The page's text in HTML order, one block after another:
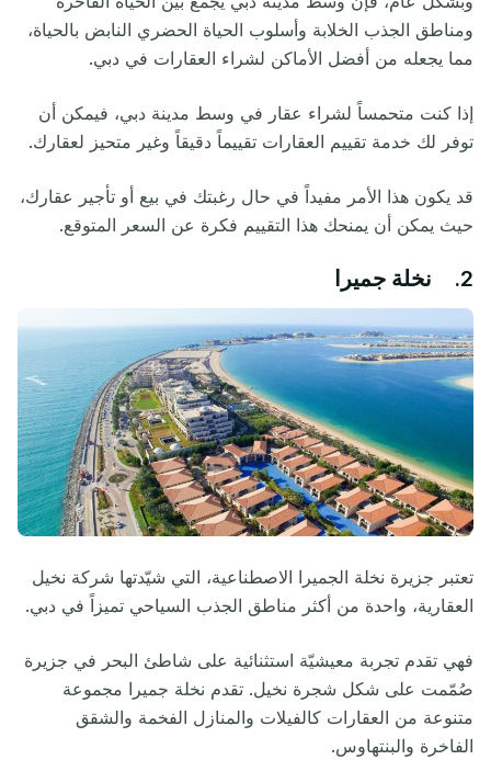
ومناطق الجذب الخلابة وأسلوب الحياة الحضري النابض بالحياة،
مما يجعله من أفضل الأماكن لشراء العقارات في دبي.
إذا كنت متحمساً لشراء عقار في وسط مدينة دبي، فيمكن أن
توفر لك خدمة تقييم العقارات تقييماً دقيقاً وغير متحيز لعقارك.
قد يكون هذا الأمر مفيداً في حال رغبتك في بيع أو تأجير عقارك،
حيث يمكن أن يمنحك هذا التقييم فكرة عن السعر المتوقع.
2. نخلة جميرا
تعتبر جزيرة نخلة الجميرا الاصطناعية، التي شيّدتها شركة نخيل
العقارية، واحدة من أكثر مناطق الجذب السياحي تميزاً في دبي.
فهي تقدم تجربة معيشيّة استثنائية على شاطئ البحر في جزيرة
صُمّمت على شكل شجرة نخيل. تقدم نخلة جميرا مجموعة
متنوعة من العقارات كالفيلات والمنازل الفخمة والشقق
الفاخرة والبنتهاوس.